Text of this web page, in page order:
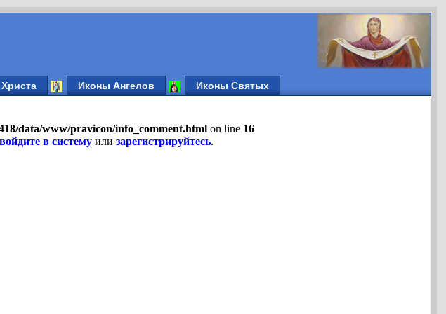
Иконы Ангелов Иконы Святых
data/www/pravicon/info_comment.html on line 16
войдите в систему илизарегистрируйтесь.